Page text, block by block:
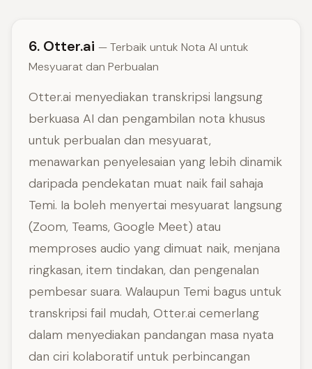
6. Otter.ai — Terbaik untuk Nota AI untuk
Mesyuarat dan Perbualan
Otter.ai menyediakan transkripsi langsung
berkuasa AI dan pengambilan nota khusus
untuk perbualan dan mesyuarat,
menawarkan penyelesaian yang lebih dinamik
daripada pendekatan muat naik fail sahaja
Temi. Ia boleh menyertai mesyuarat langsung
(Zoom, Teams, Google Meet) atau
memproses audio yang dimuat naik, menjana
ringkasan, item tindakan, dan pengenalan
pembesar suara. Walaupun Temi bagus untuk
transkripsi fail mudah, Otter.ai cemerlang
dalam menyediakan pandangan masa nyata
dan ciri kolaboratif untuk perbincangan